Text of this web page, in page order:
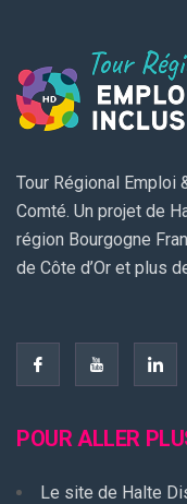
Tour Régional Emploi
Comté. Un projet de
région Bourgogne
de Côte d’Or et plus
POUR ALLER
Le site de Halte